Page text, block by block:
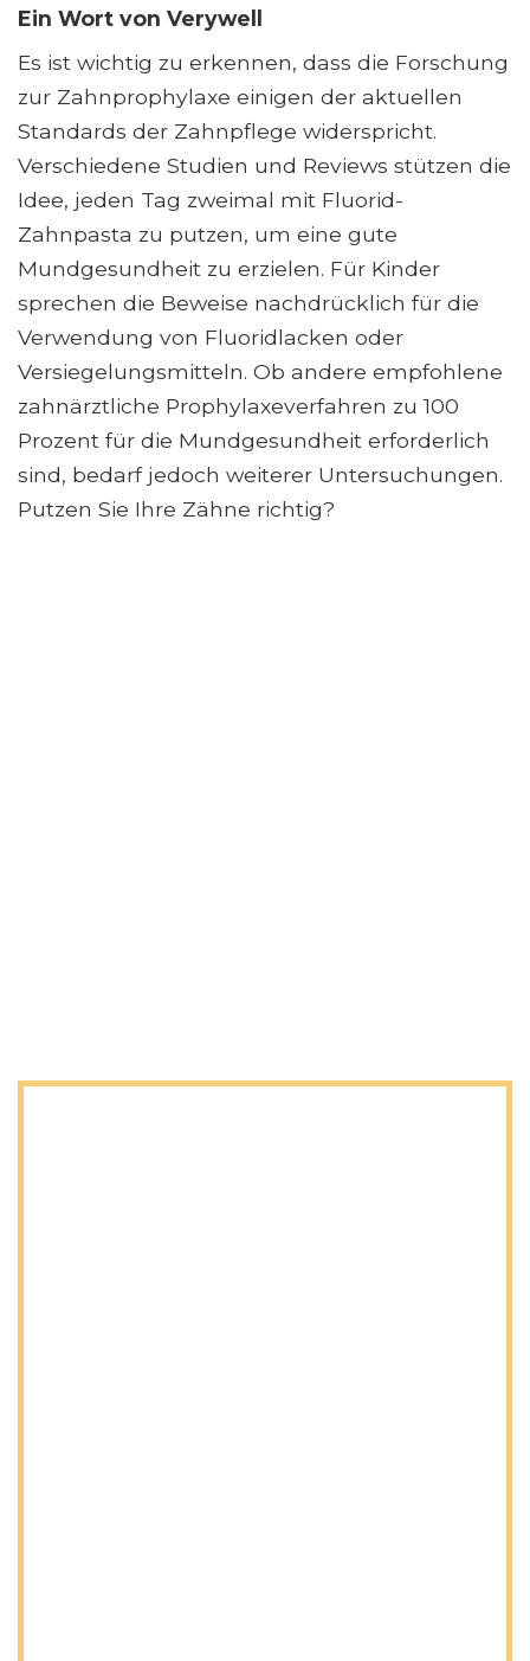
Ein Wort von Verywell
Es ist wichtig zu erkennen, dass die Forschung
zur Zahnprophylaxe einigen der aktuellen
Standards der Zahnpflege widerspricht.
Verschiedene Studien und Reviews stützen die
Idee, jeden Tag zweimal mit Fluorid-
Zahnpasta zu putzen, um eine gute
Mundgesundheit zu erzielen. Für Kinder
sprechen die Beweise nachdrücklich für die
Verwendung von Fluoridlacken oder
Versiegelungsmitteln. Ob andere empfohlene
zahnärztliche Prophylaxeverfahren zu 100
Prozent für die Mundgesundheit erforderlich
sind, bedarf jedoch weiterer Untersuchungen.
Putzen Sie Ihre Zähne richtig?